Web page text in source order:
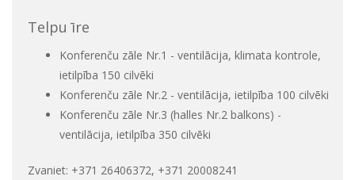
Telpu īre
Konferenču zāle Nr.1 - ventilācija, klimata kontrole,
ietilpība 150 cilvēki
Konferenču zāle Nr.2 - ventilācija, ietilpība 100 cilvēki
Konferenču zāle Nr.3 (halles Nr.2 balkons) -
ventilācija, ietilpība 350 cilvēki
Zvaniet: +371 26406372, +371 20008241